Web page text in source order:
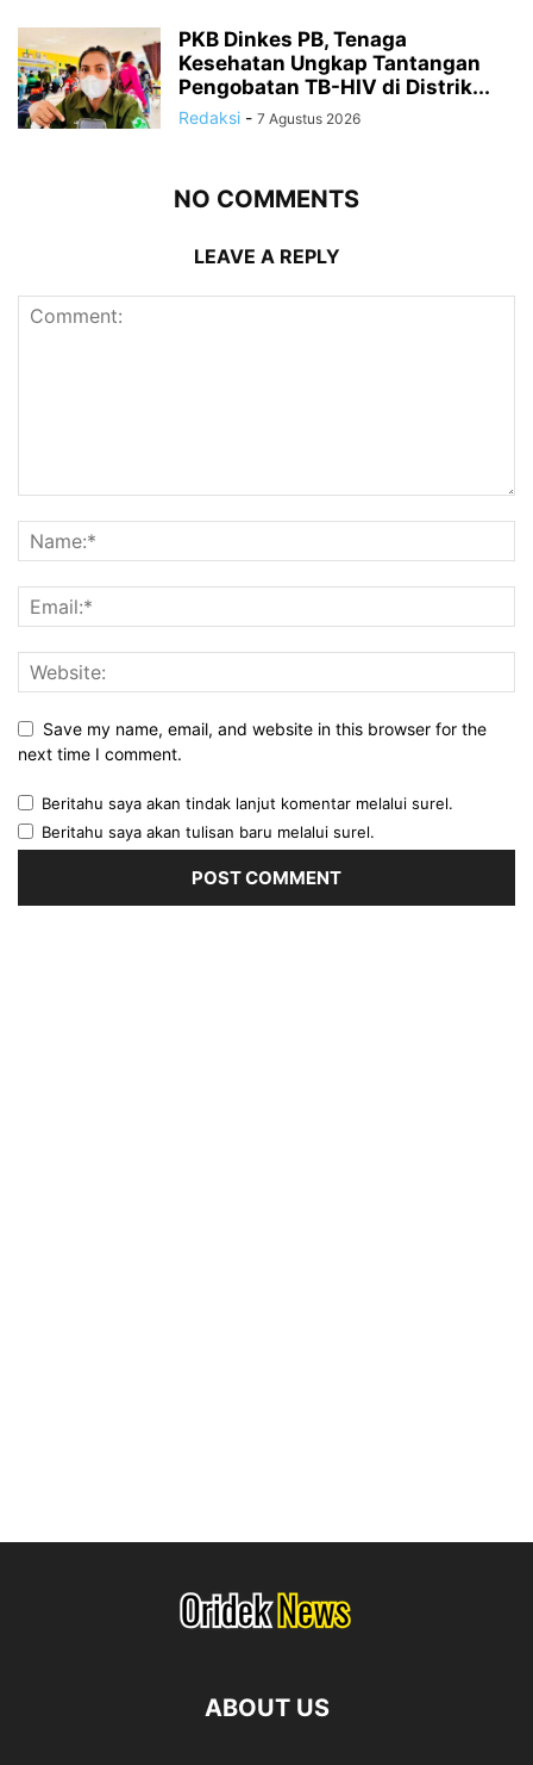
PKB Dinkes PB, Tenaga
Kesehatan Ungkap Tantangan
Pengobatan TB-HIV di Distrik...
Redaksi - 7 Agustus 2026
NO COMMENTS
LEAVE A REPLY
Save my name, email, and website in this browser for the
next time I comment.
Beritahu saya akan tindak lanjut komentar melalui surel.
Beritahu saya akan tulisan baru melalui surel.
ABOUT US